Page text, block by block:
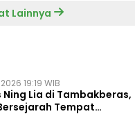
Lainnya
19:19 WIB
Ning Lia di Tambakberas,
Tempat